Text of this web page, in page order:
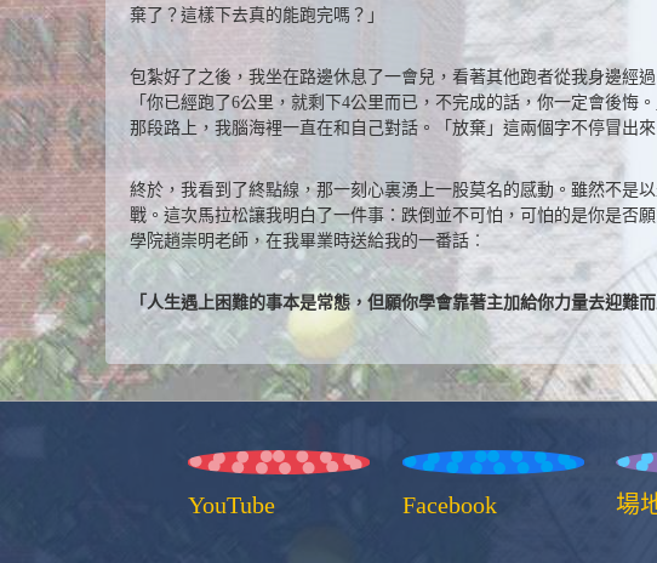
棄了？這樣下去真的能跑完嗎？」
包紮好了之後，我坐在路邊休息了一會兒，看著其他跑者從我身邊經
「你已經跑了6公里，就剩下4公里而已，不完成的話，你一定會後
那段路上，我腦海裡一直在和自己對話。「放棄」這兩個字不停冒出
終於，我看到了終點線，那一刻心裏湧上一股莫名的感動。雖然不是
戰。這次馬拉松讓我明白了一件事：跌倒並不可怕，可怕的是你是否
學院趙崇明老師，在我畢業時送給我的一番話︰
「人生遇上困難的事本是常態，但願你學會靠著主加給你力量去迎難
YouTube Facebook 場